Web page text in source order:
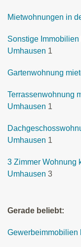
Mietwohnungen in
Sonstige
Umhausen 1
Gartenwohnung
Terrassenwohnung
Umhausen 1
Umhausen 1
3 Zimmer Wohnung
Umhausen 3
Gerade beliebt:
Gewerbeimmobilien